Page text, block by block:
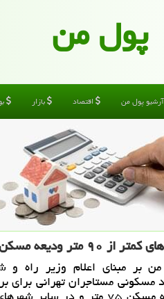
پول من
آرشیو پول من اقتصاد بازار
مسكن دریافت می كنند
بر مبنای اعلام وزیر راه و
مسكونی مستاجران تهرانی برای